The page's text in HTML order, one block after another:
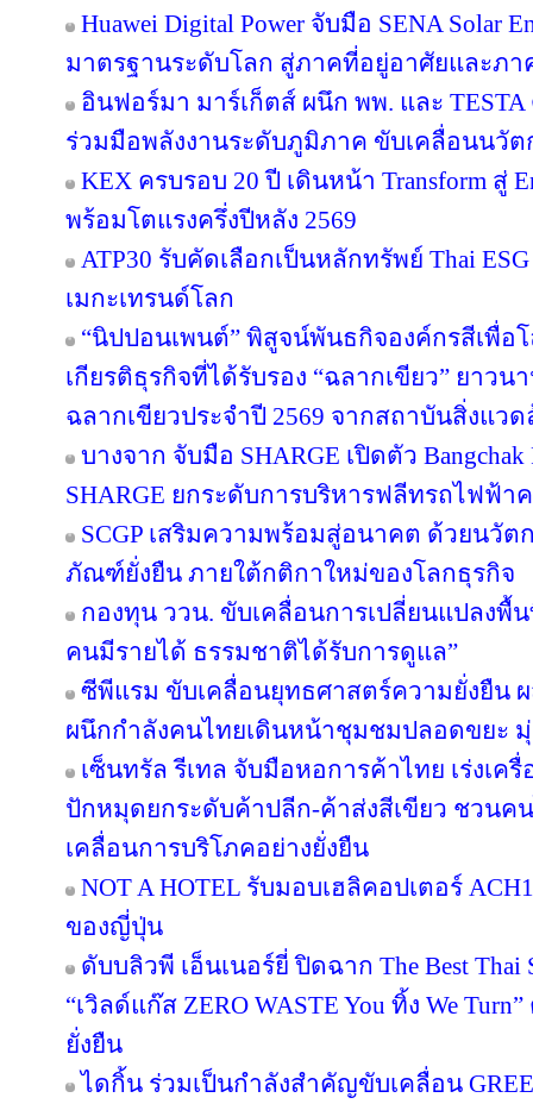
Huawei Digital Power จับมือ SENA Solar
มาตรฐานระดับโลก สู่ภาคที่อยู่อาศัยและภา
อินฟอร์มา มาร์เก็ตส์ ผนึก พพ. และ TESTA
ร่วมมือพลังงานระดับภูมิภาค ขับเคลื่อนนวัต
KEX ครบรอบ 20 ปี เดินหน้า Transform สู่
พร้อมโตแรงครึ่งปีหลัง 2569
ATP30 รับคัดเลือกเป็นหลักทรัพย์ Thai ESG
เมกะเทรนด์โลก
“นิปปอนเพนต์” พิสูจน์พันธกิจองค์กรสีเพื่อ
เกียรติธุรกิจที่ได้รับรอง “ฉลากเขียว” ยาวน
ฉลากเขียวประจำปี 2569 จากสถาบันสิ่งแว
บางจาก จับมือ SHARGE เปิดตัว Bangchak
SHARGE ยกระดับการบริหารฟลีทรถไฟฟ้า
SCGP เสริมความพร้อมสู่อนาคต ด้วยนวั
ภัณฑ์ยั่งยืน ภายใต้กติกาใหม่ของโลกธุรกิจ
กองทุน ววน. ขับเคลื่อนการเปลี่ยนแปลงพื้
คนมีรายได้ ธรรมชาติได้รับการดูแล”
ซีพีแรม ขับเคลื่อนยุทธศาสตร์ความยั่งยืน ผ
ผนึกกำลังคนไทยเดินหน้าชุมชมปลอดขยะ มุ่
เซ็นทรัล รีเทล จับมือหอการค้าไทย เร่งเครื่
ปักหมุดยกระดับค้าปลีก-ค้าส่งสีเขียว ชวน
เคลื่อนการบริโภคอย่างยั่งยืน
NOT A HOTEL รับมอบเฮลิคอปเตอร์
ของญี่ปุ่น
ดับบลิวพี เอ็นเนอร์ยี่ ปิดฉาก The Best Thai
“เวิลด์แก๊ส ZERO WASTE You ทิ้ง We
ยั่งยืน
ไดกิ้น ร่วมเป็นกำลังสำคัญขับเคลื่อน